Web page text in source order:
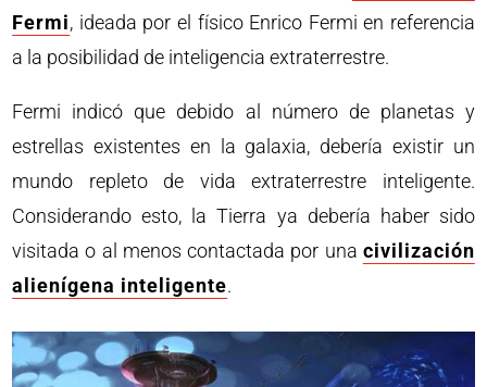
Fermi, ideada por el físico Enrico Fermi en referencia
a la posibilidad de inteligencia extraterrestre.
Fermi indicó que debido al número de planetas y
estrellas existentes en la galaxia, debería existir un
mundo repleto de vida extraterrestre inteligente.
Considerando esto, la Tierra ya debería haber sido
visitada o al menos contactada por una civilización
alienígena inteligente.